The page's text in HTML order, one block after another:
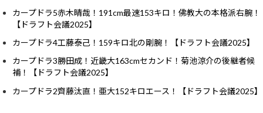
カープドラ5赤木晴哉！191cm最速153キロ！佛教大の本格派右腕！
【ドラフト会議2025】
カープドラ4工藤泰己！159キロ北の剛腕！【ドラフト会議2025】
カープドラ3勝田成！近畿大163cmセカンド！菊池涼介の後継者候
補！【ドラフト会議2025】
カープドラ2齊藤汰直！亜大152キロエース！【ドラフト会議2025】